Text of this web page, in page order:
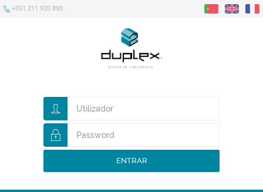
+351 211 920 890
ENTRAR